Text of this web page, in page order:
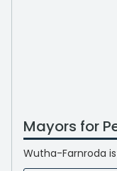
Mayors for
Wutha-Farnroda